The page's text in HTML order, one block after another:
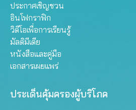
ประกาศเชิญชวน
อินโฟกราฟิก
วิดีโอเพื่อการเรียนรู้
มัลติมีเดีย
หนังสือและคู่มือ
เอกสารเผยแพร่
ประเด็นคุ้มครองผู้บริโภค